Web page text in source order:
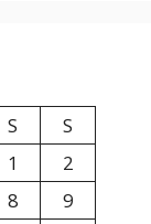
S
S
1
2
8
9